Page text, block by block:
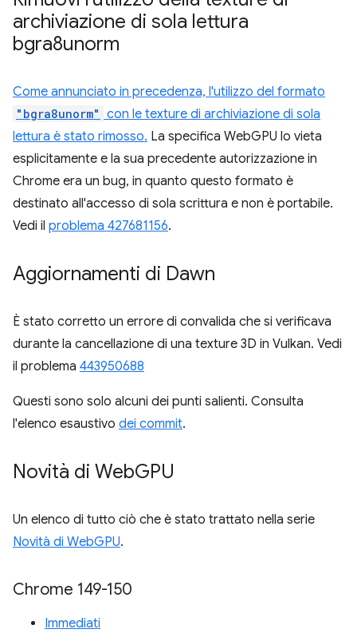
archiviazione di sola lettura
bgra8unorm
Come annunciato in precedenza, l'utilizzo del formato
"bgra8unorm" con le texture di archiviazione di sola
lettura è stato rimosso. La specifica WebGPU lo vieta
esplicitamente e la sua precedente autorizzazione in
Chrome era un bug, in quanto questo formato è
destinato all'accesso di sola scrittura e non è portabile.
Vedi il problema 427681156.
Aggiornamenti di Dawn
È stato corretto un errore di convalida che si verificava
durante la cancellazione di una texture 3D in Vulkan. Vedi
il problema 443950688
Questi sono solo alcuni dei punti salienti. Consulta
l'elenco esaustivo dei commit.
Novità di WebGPU
Un elenco di tutto ciò che è stato trattato nella serie
Novità di WebGPU.
Chrome 149-150
Immediati